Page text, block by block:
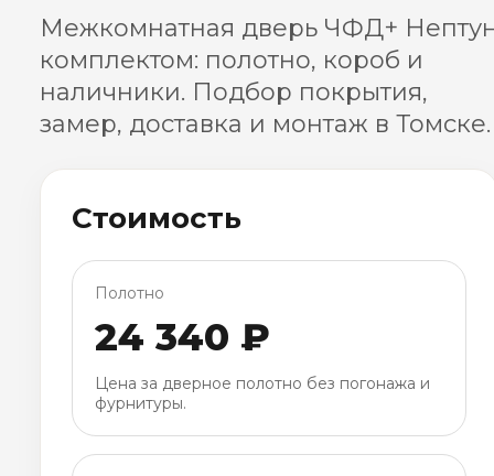
Межкомнатная дверь ЧФД+
комплектом: полотно, короб и
наличники. Подбор покрытия,
замер, доставка и монтаж в Томске.
Стоимость
Полотно
24 340 ₽
Цена за дверное полотно без погонажа и
фурнитуры.